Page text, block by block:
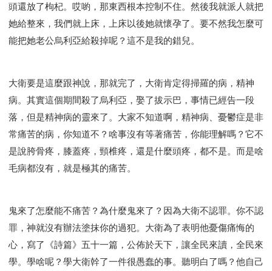
頭還放了枸杞。哎喲，那東西根本控制不住。然後我就派人就把
她給整來，我們就上床，上床以後她就懷孕了。要不然我怎麼可
能把她老公烏利亞給殺掉呢？這不是我的錯兒。
大衛要是這麼跟神說，那就完了，大衛肯定得掃羅的病，精神
病。其實這個期間殺了烏利亞，娶了拔示巴，事情已經告一段
落，但是精神病的靈來了。大家不知道啊，精神病、憂鬱症是非
常痛苦的病，你知道不？啥事沒有等著痛苦，你能理解嗎？它不
是說胯骨疼，膝蓋疼，頸椎疼，還是什麼頭疼，都不是。而是啥
毛病都沒有，就是極其的痛苦。
鬼來了怎麼能不痛苦？為什麼鬼來了？因為大衛不認罪。你不認
罪，神就沒有辦法塗抹你的過犯。大衛為了表明他憂傷痛悔的
心，寫了《詩篇》五十一篇，公佈於天下，讓全民來讀，全民來
學。學啥呢？學大衛幹了一件很愚蠢的事。聽明白了嗎？他自己